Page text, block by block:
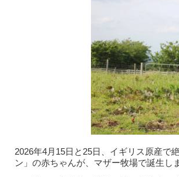
2026年4月15日と25日、イギリス原産で
ン」の赤ちゃんが、マザー牧場で誕生し